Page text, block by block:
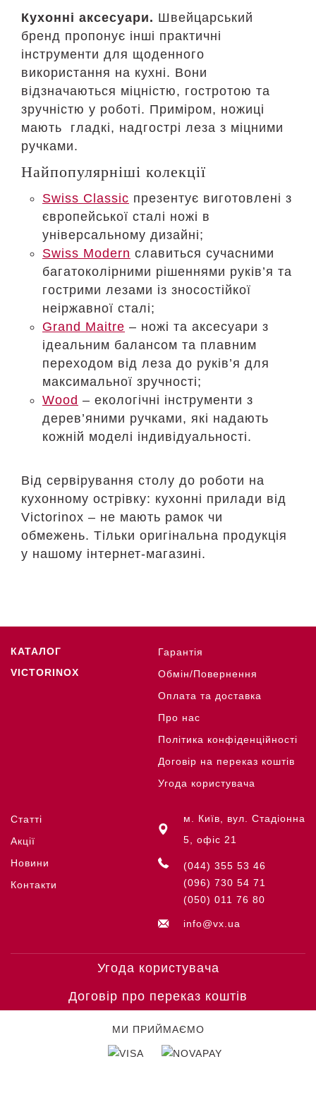
Кухонні аксесуари. Швейцарський
бренд пропонує інші практичні
інструменти для щоденного
використання на кухні. Вони
відзначаються міцністю, гостротою та
зручністю у роботі. Приміром, ножиці
мають гладкі, надгострі леза з міцними
ручками.
Найпопулярніші колекції
Swiss Classic презентує виготовлені з
європейської сталі ножі в
універсальному дизайні;
Swiss Modern славиться сучасними
багатоколірними рішеннями руків’я та
гострими лезами із зносостійкої
неіржавної сталі;
Grand Maitre – ножі та аксесуари з
ідеальним балансом та плавним
переходом від леза до руків’я для
максимальної зручності;
Wood – екологічні інструменти з
дерев’яними ручками, які надають
кожній моделі індивідуальності.
Від сервірування столу до роботи на
кухонному острівку: кухонні прилади від
Victorinox – не мають рамок чи
обмежень. Тільки оригінальна продукція
у нашому інтернет-магазині.
КАТАЛОГ
VICTORINOX
Гарантія
Обмін/Повернення
Оплата та доставка
Про нас
Політика конфіденційності
Договір на переказ коштів
Угода користувача
Статті
Акції
Новини
Контакти
м. Київ, вул. Стадіонна
5, офіс 21
(044) 355 53 46
(096) 730 54 71
(050) 011 76 80
info@vx.ua
Угода користувача
Договір про переказ коштів
МИ ПРИЙМАЄМО